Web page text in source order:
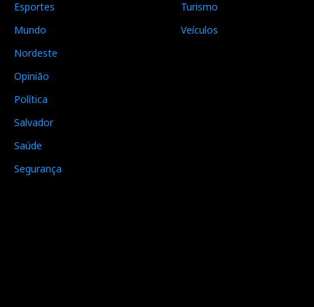
Esportes
Mundo
Nordeste
Opinião
Política
Salvador
Saúde
Segurança
Turismo
Veículos